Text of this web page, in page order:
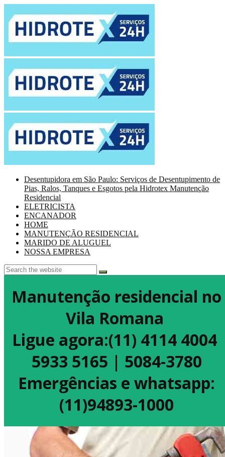
Desentupidora em São Paulo: Serviços de Desentupimento de
Pias, Ralos, Tanques e Esgotos pela Hidrotex Manutenção
Residencial
ELETRICISTA
ENCANADOR
HOME
MANUTENÇÃO RESIDENCIAL
MARIDO DE ALUGUEL
NOSSA EMPRESA
Manutenção residencial no
Vila Romana
Ligue agora:(11) 4114 4004
5933 5165 | 5084-3780
Emergências e whatsapp:
(11)94893-1000